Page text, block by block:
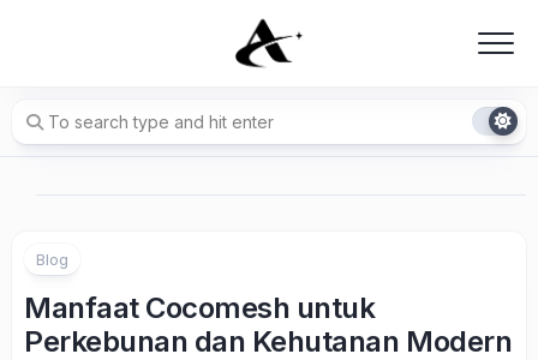
Blog
Manfaat Cocomesh untuk
Perkebunan dan Kehutanan Modern